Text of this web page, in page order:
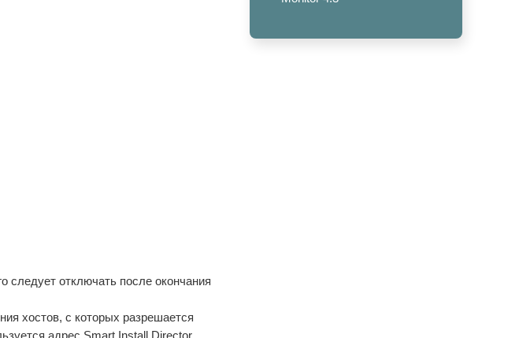
следует отключать после окончания
хостов, с которых разрешается
адрес Smart Install Director